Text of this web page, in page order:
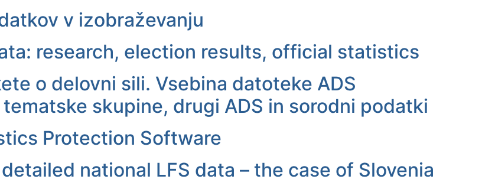
v izobraževanju
research, election results, official statistics
o delovni sili. Vsebina datoteke ADS
skupine, drugi ADS in sorodni podatki
Protection Software
national LFS data – the case of Slovenia